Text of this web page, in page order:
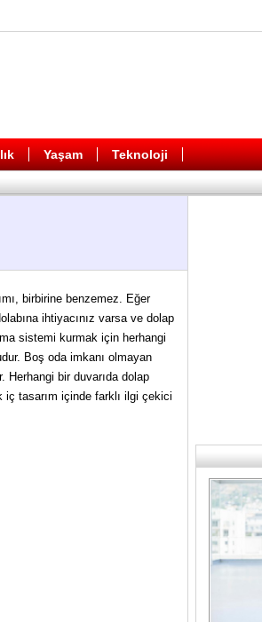
Yaşam Teknoloji
birbirine benzemez. Eğer
ihtiyacınız varsa ve dolap
sistemi kurmak için herhangi
Boş oda imkanı olmayan
Herhangi bir duvarıda dolap
tasarım içinde farklı ilgi çekici